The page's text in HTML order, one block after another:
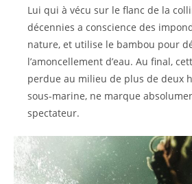
Lui qui à vécu sur le flanc de la
décennies a conscience des
nature, et utilise le bambou pour
l’amoncellement d’eau. Au final,
perdue au milieu de plus de deux
sous-marine, ne marque
spectateur.